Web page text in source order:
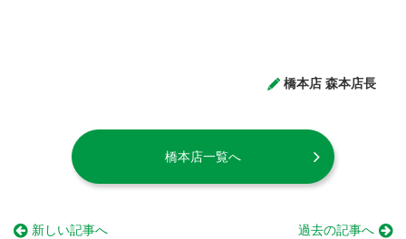
橋本店 森本店長
橋本店一覧へ
新しい記事へ 過去の記事へ